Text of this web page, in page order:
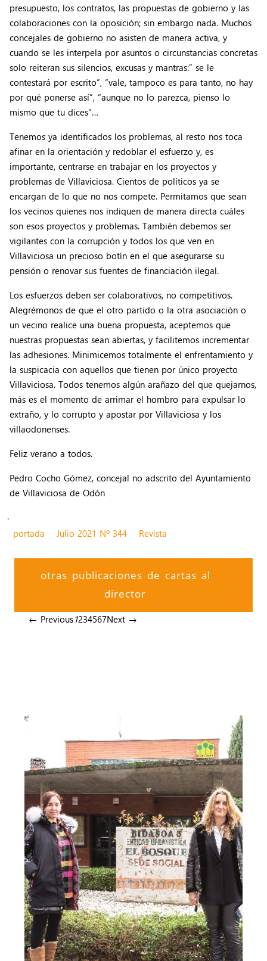
presupuesto, los contratos, las propuestas de gobierno y las
colaboraciones con la oposición; sin embargo nada. Muchos
concejales de gobierno no asisten de manera activa, y
cuando se les interpela por asuntos o circunstancias concretas
solo reiteran sus silencios, excusas y mantras:” se le
contestará por escrito”, “vale, tampoco es para tanto, no hay
por qué ponerse así”, “aunque no lo parezca, pienso lo
mismo que tu dices”…
Tenemos ya identificados los problemas, al resto nos toca
afinar en la orientación y redoblar el esfuerzo y, es
importante, centrarse en trabajar en los proyectos y
problemas de Villaviciosa. Cientos de políticos ya se
encargan de lo que no nos compete. Permitamos que sean
los vecinos quienes nos indiquen de manera directa cuáles
son esos proyectos y problemas. También debemos ser
vigilantes con la corrupción y todos los que ven en
Villaviciosa un precioso botín en el que asegurarse su
pensión o renovar sus fuentes de financiación ilegal.
Los esfuerzos deben ser colaborativos, no competitivos.
Alegrémonos de que el otro partido o la otra asociación o
un vecino realice una buena propuesta, aceptemos que
nuestras propuestas sean abiertas, y facilitemos incrementar
las adhesiones. Minimicemos totalmente el enfrentamiento y
la suspicacia con aquellos que tienen por único proyecto
Villaviciosa. Todos tenemos algún arañazo del que quejarnos,
más es el momento de arrimar el hombro para expulsar lo
extraño, y lo corrupto y apostar por Villaviciosa y los
villaodonenses.
Feliz verano a todos.
Pedro Cocho Gómez, concejal no adscrito del Ayuntamiento
de Villaviciosa de Odón
.
portada
Julio 2021 Nº 344 Revista
otras publicaciones de cartas al
director
← Previous1234567Next →